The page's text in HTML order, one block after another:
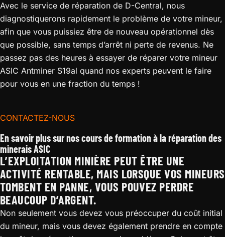
Avec le service de réparation de D-Central, nous
diagnostiquerons rapidement le problème de votre mineur,
afin que vous puissiez être de nouveau opérationnel dès
que possible, sans temps d’arrêt ni perte de revenus. Ne
passez pas des heures à essayer de réparer votre mineur
ASIC Antminer S19al quand nos experts peuvent le faire
pour vous en une fraction du temps !
CONTACTEZ-NOUS
En savoir plus sur nos cours de formation à la réparation des
minerais ASIC
L’EXPLOITATION MINIÈRE PEUT ÊTRE UNE
ACTIVITÉ RENTABLE, MAIS LORSQUE VOS MINEURS
TOMBENT EN PANNE, VOUS POUVEZ PERDRE
BEAUCOUP D’ARGENT.
Non seulement vous devez vous préoccuper du coût initial
du mineur, mais vous devez également prendre en compte